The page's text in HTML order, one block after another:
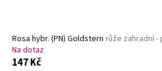
Rosa hybr. (PN) Goldstern růže zahradní -
Na dotaz
147 Kč